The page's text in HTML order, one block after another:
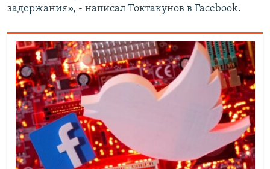
задержания», - написал Токтакунов в Facebook.